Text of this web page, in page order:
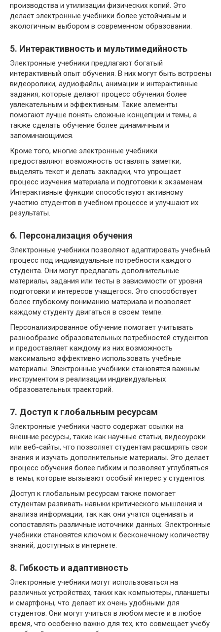
производства и утилизации физических копий. Это
делает электронные учебники более устойчивым и
экологичным выбором в современном образовании.
5. Интерактивность и мультимедийность
Электронные учебники предлагают богатый
интерактивный опыт обучения. В них могут быть встроены
видеоролики, аудиофайлы, анимации и интерактивные
задания, которые делают процесс обучения более
увлекательным и эффективным. Такие элементы
помогают лучше понять сложные концепции и темы, а
также сделать обучение более динамичным и
запоминающимся.
Кроме того, многие электронные учебники
предоставляют возможность оставлять заметки,
выделять текст и делать закладки, что упрощает
процесс изучения материала и подготовки к экзаменам.
Интерактивные функции способствуют активному
участию студентов в учебном процессе и улучшают их
результаты.
6. Персонализация обучения
Электронные учебники позволяют адаптировать учебный
процесс под индивидуальные потребности каждого
студента. Они могут предлагать дополнительные
материалы, задания или тесты в зависимости от уровня
подготовки и интересов учащегося. Это способствует
более глубокому пониманию материала и позволяет
каждому студенту двигаться в своем темпе.
Персонализированное обучение помогает учитывать
разнообразие образовательных потребностей студентов
и предоставляет каждому из них возможность
максимально эффективно использовать учебные
материалы. Электронные учебники становятся важным
инструментом в реализации индивидуальных
образовательных траекторий.
7. Доступ к глобальным ресурсам
Электронные учебники часто содержат ссылки на
внешние ресурсы, такие как научные статьи, видеоуроки
или веб-сайты, что позволяет студентам расширять свои
знания и изучать дополнительные материалы. Это делает
процесс обучения более гибким и позволяет углубляться
в темы, которые вызывают особый интерес у студентов.
Доступ к глобальным ресурсам также помогает
студентам развивать навыки критического мышления и
анализа информации, так как они учатся оценивать и
сопоставлять различные источники данных. Электронные
учебники становятся ключом к бесконечному количеству
знаний, доступных в интернете.
8. Гибкость и адаптивность
Электронные учебники могут использоваться на
различных устройствах, таких как компьютеры, планшеты
и смартфоны, что делает их очень удобными для
студентов. Они могут учиться в любом месте и в любое
время, что особенно важно для тех, кто совмещает учебу